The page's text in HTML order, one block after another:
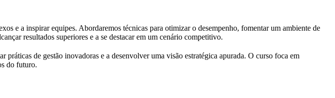
e a inspirar equipes. Abordaremos técnicas para otimizar o desempenho, fomentar um ambiente de
resultados superiores e a se destacar em um cenário competitivo.
práticas de gestão inovadoras e a desenvolver uma visão estratégica apurada. O curso foca em
do futuro.